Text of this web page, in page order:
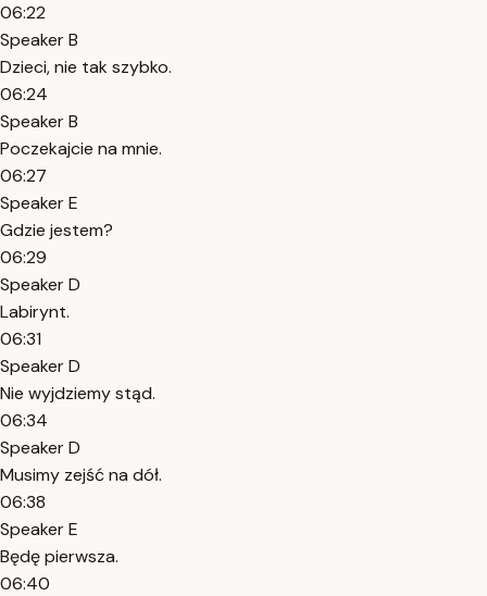
06:22
Speaker B
Dzieci, nie tak szybko.
06:24
Speaker B
Poczekajcie na mnie.
06:27
Speaker E
Gdzie jestem?
06:29
Speaker D
Labirynt.
06:31
Speaker D
Nie wyjdziemy stąd.
06:34
Speaker D
Musimy zejść na dół.
06:38
Speaker E
Będę pierwsza.
06:40